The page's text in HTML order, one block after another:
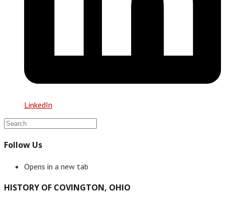
LinkedIn
Follow Us
Opens in a new tab
HISTORY OF COVINGTON, OHIO